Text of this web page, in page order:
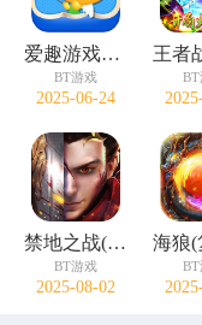
爱趣游戏盒子
BT游戏
2025-06-24
BT
禁地之战(碎墟诸天沉默)
BT游戏
2025-08-02
BT